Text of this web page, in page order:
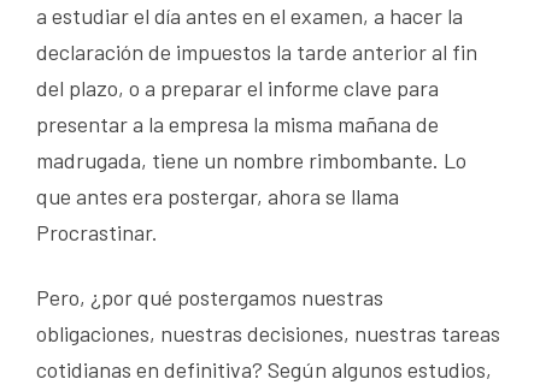
a estudiar el día antes en el examen, a hacer la
declaración de impuestos la tarde anterior al fin
del plazo, o a preparar el informe clave para
presentar a la empresa la misma mañana de
madrugada, tiene un nombre rimbombante. Lo
que antes era postergar, ahora se llama
Procrastinar.
Pero, ¿por qué postergamos nuestras
obligaciones, nuestras decisiones, nuestras tareas
cotidianas en definitiva? Según algunos estudios,